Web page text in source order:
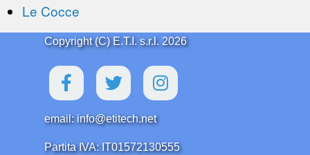
Le Cocce
Copyright (C) E.T.I. s.r.l. 2026
email: info@etitech.net
Partita IVA: IT01572130555